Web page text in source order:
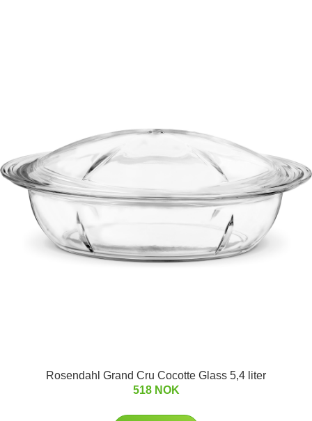
Rosendahl Grand Cru Cocotte Glass 5,4 liter
518 NOK